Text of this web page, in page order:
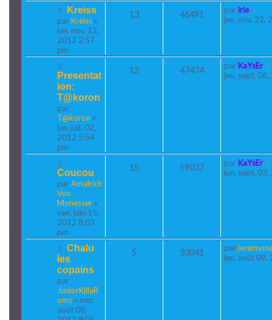
Kreiss
parKreiss »
lun. nov. 12,
2012 2:57
pm
13 46491 paririe
jeu. nov. 22,
Presentat
ion:
T@koron
par
T@koron »
lun. juil. 02,
2012 5:54
pm
12 47474 par KaYsEr
jeu. sept.
Coucou
parAmalrich
Von
Monesser »
ven. juin 15,
2012 8:03
pm
15 59037 par KaYsEr
lun. sept.
Chalu
les
copains
par
JuniorKillaR
omz » mer.
août 08,
5 33041 par
jeu. août 09,